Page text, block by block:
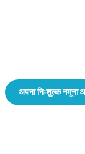
अपना निःशुल्क नमूना